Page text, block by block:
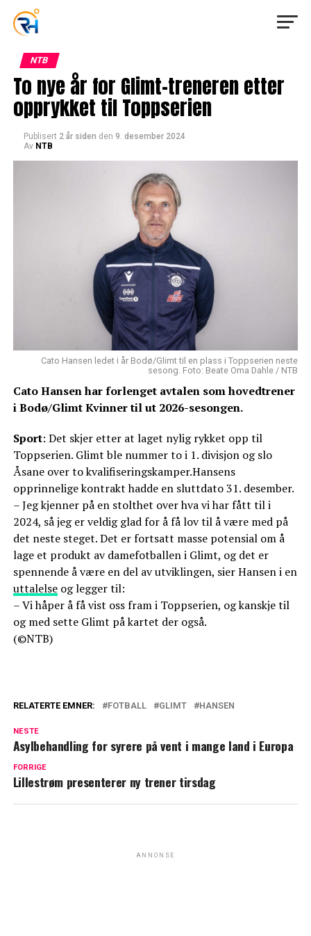
NTB
To nye år for Glimt-treneren etter
opprykket til Toppserien
Publisert 2 år siden den 9. desember 2024
Av NTB
Cato Hansen ledet i år Bodø/Glimt til en plass i Toppserien neste
sesong. Foto: Beate Oma Dahle / NTB
Cato Hansen har forlenget avtalen som hovedtrener
i Bodø/Glimt Kvinner til ut 2026-sesongen.
Sport: Det skjer etter at laget nylig rykket opp til
Toppserien. Glimt ble nummer to i 1. divisjon og slo
Åsane over to kvalifiseringskamper.Hansens
opprinnelige kontrakt hadde en sluttdato 31. desember.
– Jeg kjenner på en stolthet over hva vi har fått til i
2024, så jeg er veldig glad for å få lov til å være med på
det neste steget. Det er fortsatt masse potensial om å
lage et produkt av damefotballen i Glimt, og det er
spennende å være en del av utviklingen, sier Hansen i en
uttalelseog legger til:
– Vi håper å få vist oss fram i Toppserien, og kanskje til
og med sette Glimt på kartet der også.
(©NTB)
RELATERTE EMNER: FOTBALL GLIMT HANSEN
NESTE
Asylbehandling for syrere på vent i mange land i Europa
FORRIGE
Lillestrøm presenterer ny trener tirsdag
ANNONSE